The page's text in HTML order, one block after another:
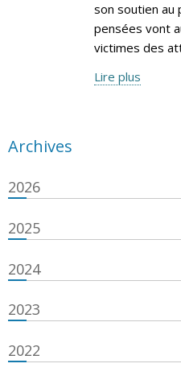
son soutien au
pensées vont
victimes des
Lire plus
Archives
2026
2025
2024
2023
2022